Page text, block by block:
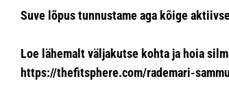
Suve lõpus tunnustame aga kõige
Loe lähemalt väljakutse kohta ja hoia
https://thefitsphere.com/rademari-